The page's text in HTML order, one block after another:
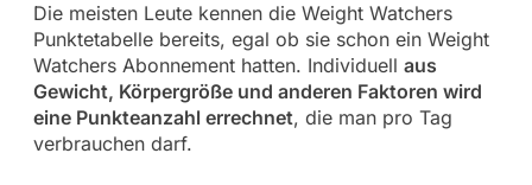
Die meisten Leute kennen die Weight Watchers
Punktetabelle bereits, egal ob sie schon ein Weight
Watchers Abonnement hatten. Individuell aus
Gewicht, Körpergröße und anderen Faktoren wird
eine Punkteanzahl errechnet, die man pro Tag
verbrauchen darf.